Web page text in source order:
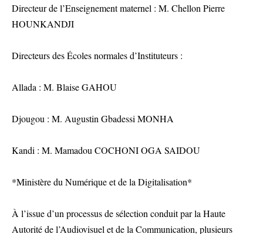
Directeur de l’Enseignement maternel : M. Chellon Pierre
HOUNKANDJI
Directeurs des Écoles normales d’Instituteurs :
Allada : M. Blaise GAHOU
Djougou : M. Augustin Gbadessi MONHA
Kandi : M. Mamadou COCHONI OGA SAIDOU
*Ministère du Numérique et de la Digitalisation*
À l’issue d’un processus de sélection conduit par la Haute
Autorité de l’Audiovisuel et de la Communication, plusieurs